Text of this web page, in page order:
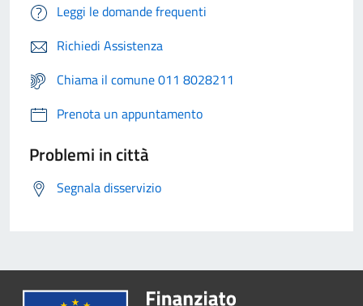
Leggi le domande frequenti
Richiedi Assistenza
Chiama il comune 011 8028211
Prenota un appuntamento
Problemi in città
Segnala disservizio